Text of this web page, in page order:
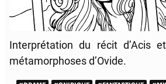
Interprétation du récit d’Acis
métamorphoses d’Ovide.